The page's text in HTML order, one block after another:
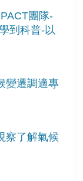
團隊-
到科普-以
變遷調適專
察了解氣候